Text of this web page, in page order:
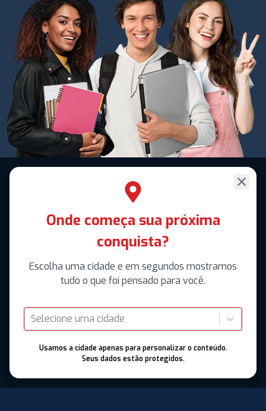
Onde começa sua próxima
conquista?
Escolha uma cidade e em segundos mostramos
tudo o que foi pensado para você.
Selecione uma cidade
Usamos a cidade apenas para personalizar o conteúdo.
Seus dados estão protegidos.